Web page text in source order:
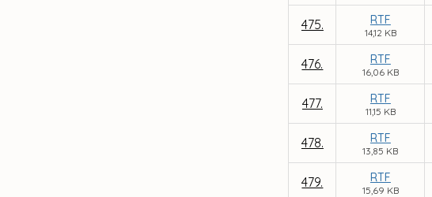
475. RTF
14,12 KB
476. RTF
16,06 KB
477. RTF
11,15 KB
478. RTF
13,85 KB
479. RTF
15,69 KB